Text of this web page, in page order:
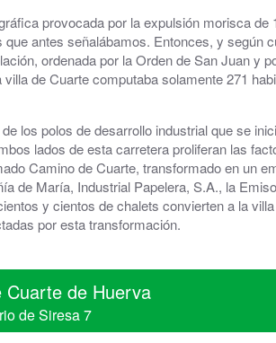
provocada por la expulsión morisca de
antes señalábamos. Entonces, y según
ordenada por la Orden de San Juan y
de Cuarte computaba solamente 271
los polos de desarrollo industrial que se
lados de esta carretera proliferan las
Camino de Cuarte, transformado en un
de María, Industrial Papelera, S.A., la
y cientos de chalets convierten a la
por esta transformación.
Cuarte de Huerva
de Siresa 7
ZARAGOZA